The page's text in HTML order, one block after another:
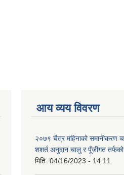
आय व्यय विवरण
२०७९ चैत्र महिनाको समानीकरण
शशर्त अनुदान चालु र पूँजीगत तर्फको
मिति: 04/16/2023 - 14:11